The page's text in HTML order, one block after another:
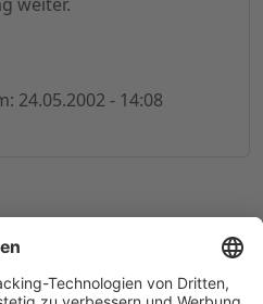
24.05.2002 - 14:08
GmbH